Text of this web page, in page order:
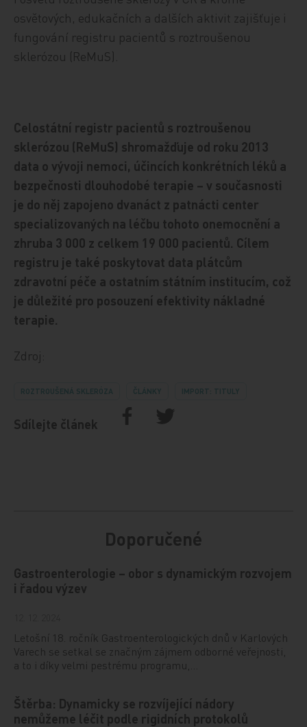
osvětových, edukačních a dalších aktivit zajišťuje i
fungování registru pacientů s roztroušenou
sklerózou (ReMuS).
Celostátní registr pacientů s roztroušenou
sklerózou (ReMuS) shromažďuje od roku 2013
data o vývoji nemoci, účincích konkrétních léků a
bezpečnosti dlouhodobé terapie – v současnosti
je do něj zapojeno dvanáct z patnácti center
specializovaných na léčbu tohoto onemocnění a
zhruba 3 000 z celkem 19 000 pacientů. Cílem
registru je také poskytovat data plátcům
zdravotní péče a ostatním státním institucím, což
je důležité pro posouzení efektivity nákladné
terapie.
Zdroj:
ROZTROUŠENÁ SKLERÓZA ČLÁNKY IMPORT: TITULY
Sdílejte článek
Doporučené
Gastroenterologie – obor s dynamickým rozvojem
i řadou výzev
Letošní 18. ročník Gastroenterologických dnů v Karlových
Varech se setkal se značným zájmem odborné veřejnosti,
a to i díky velmi pestrému programu,…
Štěrba: Dynamicky se rozvíjející nádory
nemůžeme léčit podle rigidních protokolů